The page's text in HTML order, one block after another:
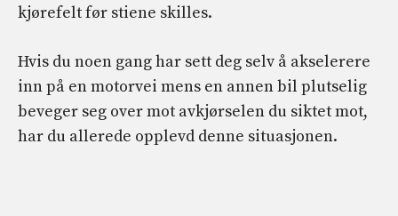
kjørefelt før stiene skilles.
Hvis du noen gang har sett deg selv å akselerere
inn på en motorvei mens en annen bil plutselig
beveger seg over mot avkjørselen du siktet mot,
har du allerede opplevd denne situasjonen.